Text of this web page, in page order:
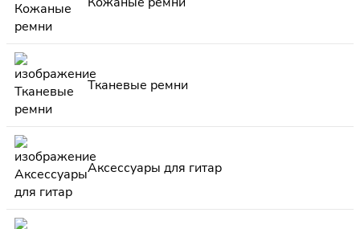
Тканевые ремни
Аксессуары для гитар